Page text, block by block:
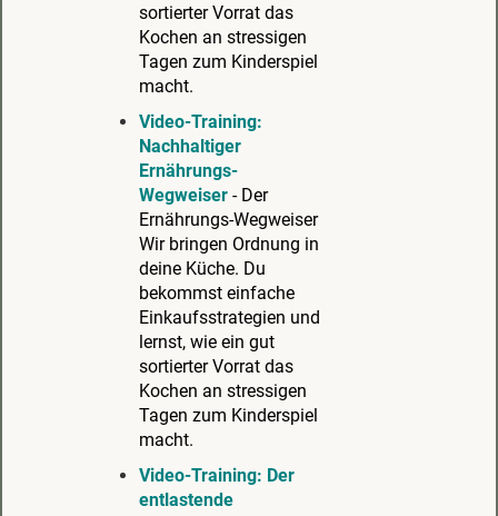
sortierter Vorrat das
Kochen an stressigen
Tagen zum Kinderspiel
macht.
Video-Training:
Nachhaltiger
Ernährungs-
Wegweiser - Der
Ernährungs-Wegweiser
Wir bringen Ordnung in
deine Küche. Du
bekommst einfache
Einkaufsstrategien und
lernst, wie ein gut
sortierter Vorrat das
Kochen an stressigen
Tagen zum Kinderspiel
macht.
Video-Training: Der
entlastende